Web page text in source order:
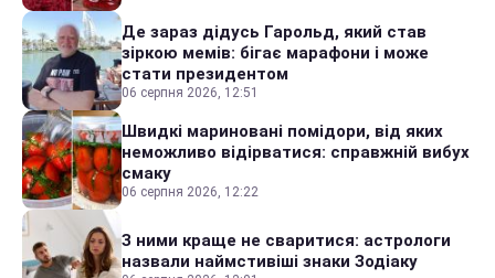
Де зараз дідусь Гарольд, який став
зіркою мемів: бігає марафони і може
стати президентом
06 серпня 2026, 12:51
Швидкі мариновані помідори, від яких
неможливо відірватися: справжній вибух
смаку
06 серпня 2026, 12:22
З ними краще не сваритися: астрологи
назвали наймстивіші знаки Зодіаку